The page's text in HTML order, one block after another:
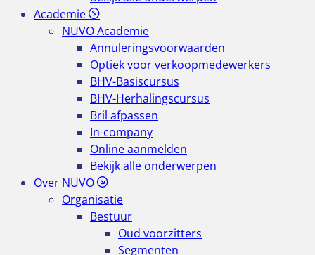
Academie
NUVO Academie
Annuleringsvoorwaarden
Optiek voor verkoopmedewerkers
BHV-Basiscursus
BHV-Herhalingscursus
Bril afpassen
In-company
Online aanmelden
Bekijk alle onderwerpen
Over NUVO
Organisatie
Bestuur
Oud voorzitters
Segmenten